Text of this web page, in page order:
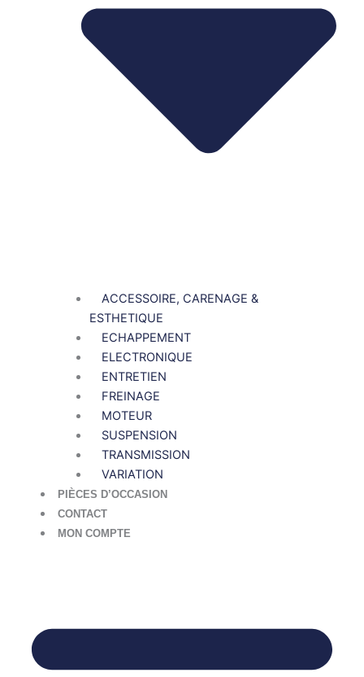
ACCESSOIRE, CARENAGE &
ESTHETIQUE
ECHAPPEMENT
ELECTRONIQUE
ENTRETIEN
FREINAGE
MOTEUR
SUSPENSION
TRANSMISSION
VARIATION
PIÈCES D’OCCASION
CONTACT
MON COMPTE